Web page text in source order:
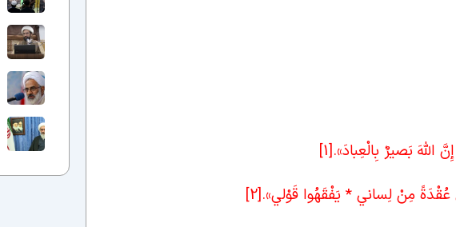
بَصيرٌ بِالْعِبادَ».[1]
مِنْ لِساني‏ * يَفْقَهُوا قَوْلي».[2]